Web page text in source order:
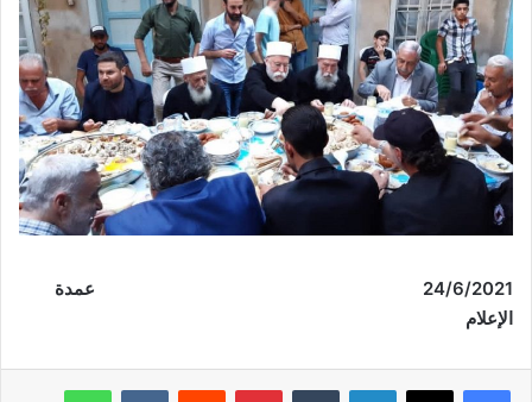
24/6
/2021 عمدة
الإعلام
فيسبوك لينكدإن بينتيريست